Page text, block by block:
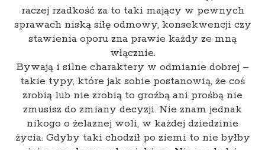
raczej rzadkość za to taki mający w pewnych
sprawach niską siłę odmowy, konsekwencji czy
stawienia oporu zna prawie każdy ze mną
włącznie.
Bywają i silne charaktery w odmianie dobrej –
takie typy, które jak sobie postanowią, że coś
zrobią lub nie zrobią to groźbą ani prośbą nie
zmusisz do zmiany decyzji. Nie znam jednak
nikogo o żelaznej woli, w każdej dziedzinie
życia. Gdyby taki chodził po ziemi to nie byłby